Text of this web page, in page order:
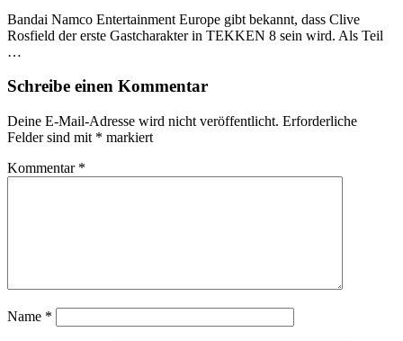
Bandai Namco Entertainment Europe gibt bekannt, dass Clive
Rosfield der erste Gastcharakter in TEKKEN 8 sein wird. Als Teil
…
Schreibe einen Kommentar
Deine E-Mail-Adresse wird nicht veröffentlicht. Erforderliche
Felder sind mit * markiert
Kommentar *
Name *